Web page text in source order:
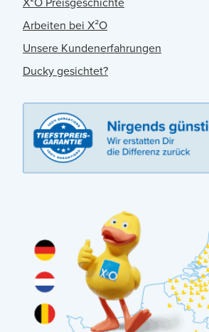
Arbeiten bei X²O
Unsere Kundenerfahrungen
Ducky gesichtet?